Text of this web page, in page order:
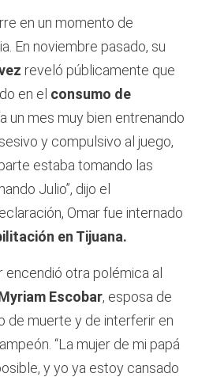
en un momento de
En noviembre pasado, su
reveló públicamente que
en el consumo de
un mes muy bien entrenando
y compulsivo al juego,
estaba tomando las
Julio”, dijo el
Omar fue internado
en Tijuana.
encendió otra polémica al
Escobar, esposa de
de muerte y de interferir en
“La mujer de mi papá
y yo ya estoy cansado